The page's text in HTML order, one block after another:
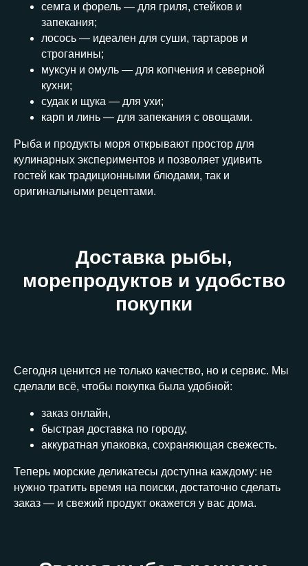
семга и форель — для гриля, стейков и
запекания;
лосось — идеален для суши, тартаров и
строганины;
муксун и омуль — для копчения и северной
кухни;
судак и щука — для ухи;
карп и линь — для запекания с овощами.
Рыба и продукты моря открывают простор для
кулинарных экспериментов и позволяет удивить
гостей как традиционными блюдами, так и
оригинальными рецептами.
Доставка рыбы,
морепродуктов и удобство
покупки
Сегодня ценится не только качество, но и сервис. Мы
сделали всё, чтобы покупка была удобной:
заказ онлайн,
быстрая доставка по городу,
аккуратная упаковка, сохраняющая свежесть.
Теперь морские деликатесы доступна каждому: не
нужно тратить время на поиски, достаточно сделать
заказ — и свежий продукт окажется у вас дома.